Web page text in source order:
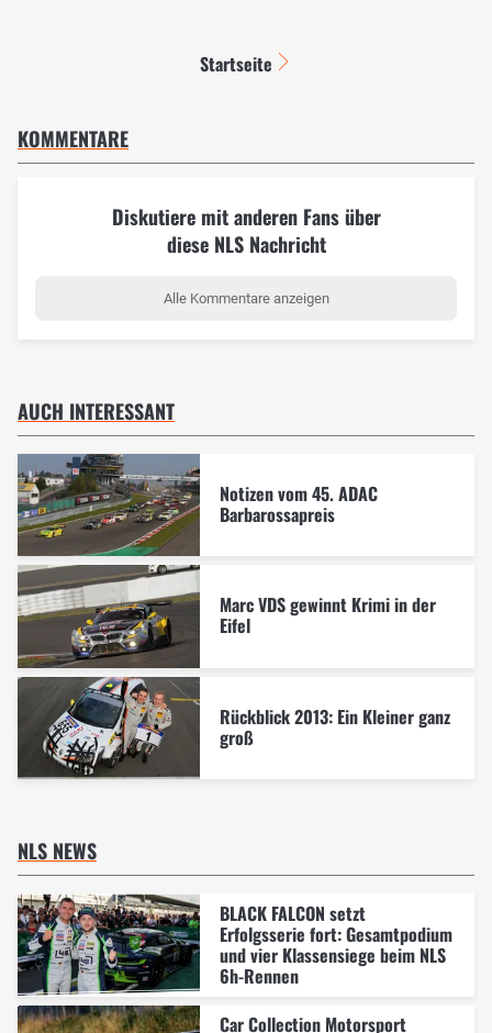
Startseite
KOMMENTARE
Diskutiere mit anderen Fans über
diese NLS Nachricht
Alle Kommentare anzeigen
AUCH INTERESSANT
Notizen vom 45. ADAC
Barbarossapreis
Marc VDS gewinnt Krimi in der
Eifel
Rückblick 2013: Ein Kleiner ganz
groß
NLS NEWS
BLACK FALCON setzt
Erfolgsserie fort: Gesamtpodium
und vier Klassensiege beim NLS
6h-Rennen
Car Collection Motorsport